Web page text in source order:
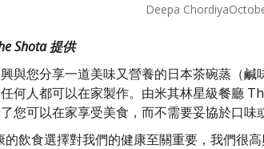
Deepa Chordiya
Shota 提供
與您分享一道美味又營養的日本茶碗蒸（
何人都可以在家製作。由米其林星級餐廳
您可以在家享受美食，而不需要妥協於口味
的飲食選擇對我們的健康至關重要，我們很